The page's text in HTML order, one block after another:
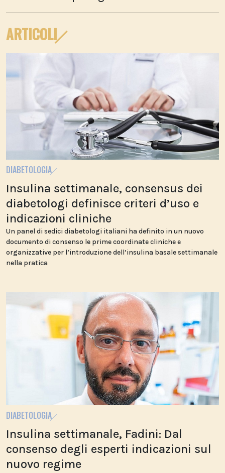
ARTICOLI
DIABETOLOGIA
Insulina settimanale, consensus dei
diabetologi definisce criteri d’uso e
indicazioni cliniche
Un panel di sedici diabetologi italiani ha definito in un nuovo
documento di consenso le prime coordinate cliniche e
organizzative per l’introduzione dell’insulina basale settimanale
nella pratica
DIABETOLOGIA
Insulina settimanale, Fadini: Dal
consenso degli esperti indicazioni sul
nuovo regime